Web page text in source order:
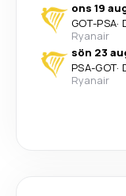
ons 19
GOT-PSA·
Ryanair
sön 23
PSA-GOT·
Ryanair